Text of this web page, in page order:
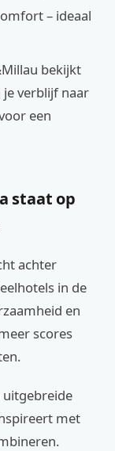
– ideaal
bekijkt
je verblijf naar
een
staat op
achter
in de
en
scores
uitgebreide
met